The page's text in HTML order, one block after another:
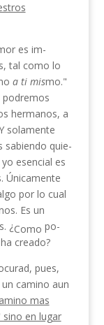
es im­
tal como lo
a ti mis­mo."
hermanos, a
solamente
sabiendo quie­
esencial es
Únicamente
por lo cual
Es un
¿Como po­
creado?
pues,
camino aun
mas
en lugar